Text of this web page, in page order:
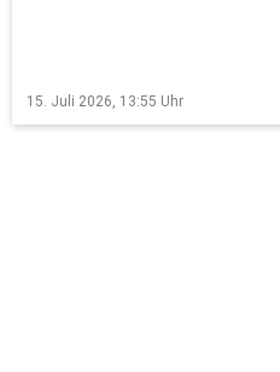
15. Juli 2026, 13:55 Uhr